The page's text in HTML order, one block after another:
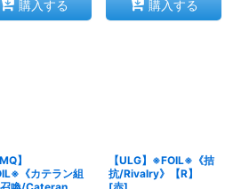
購入する 購入する
】
《カテラン組
【ULG】※FOIL※《拮
抗/Rivalry》【R】